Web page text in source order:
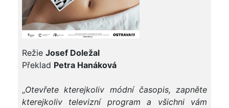
Režie Josef Doležal
Překlad Petra Hanáková
„Otevřete kterejkoliv módní časopis, zapněte
kterejkoliv televizní program a všichni vám